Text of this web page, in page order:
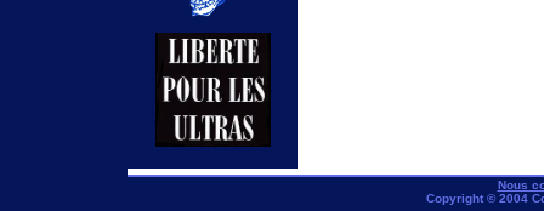
Nous
Copyright © 2004